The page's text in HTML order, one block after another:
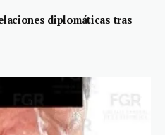
diplomáticas tras